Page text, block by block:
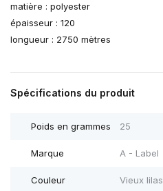
matière : polyester
épaisseur : 120
longueur : 2750 mètres
Spécifications du produit
Poids en grammes 25
Marque A - Label
Couleur Vieux lilas